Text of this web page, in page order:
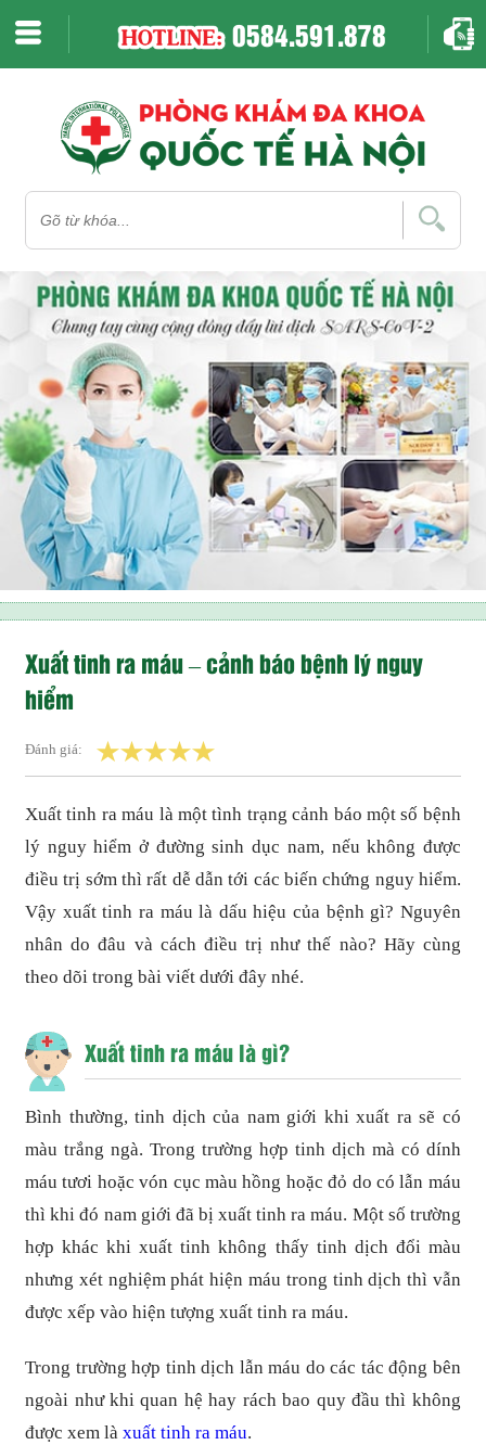
0584.591.878
Xuất tinh ra máu – cảnh báo bệnh lý nguy
hiểm
Đánh giá:
Xuất tinh ra máu là một tình trạng cảnh báo một số bệnh
lý nguy hiểm ở đường sinh dục nam, nếu không được
điều trị sớm thì rất dễ dẫn tới các biến chứng nguy hiểm.
Vậy xuất tinh ra máu là dấu hiệu của bệnh gì? Nguyên
nhân do đâu và cách điều trị như thế nào? Hãy cùng
theo dõi trong bài viết dưới đây nhé.
Xuất tinh ra máu là gì?
Bình thường, tinh dịch của nam giới khi xuất ra sẽ có
màu trắng ngà. Trong trường hợp tinh dịch mà có dính
máu tươi hoặc vón cục màu hồng hoặc đỏ do có lẫn máu
thì khi đó nam giới đã bị xuất tinh ra máu. Một số trường
hợp khác khi xuất tinh không thấy tinh dịch đổi màu
nhưng xét nghiệm phát hiện máu trong tinh dịch thì vẫn
được xếp vào hiện tượng xuất tinh ra máu.
Trong trường hợp tinh dịch lẫn máu do các tác động bên
ngoài như khi quan hệ hay rách bao quy đầu thì không
được xem làxuất tinh ra máu.